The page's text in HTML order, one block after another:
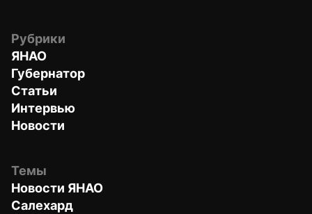
Рубрики
ЯНАО
Губернатор
Статьи
Интервью
Новости
Темы
Новости ЯНАО
Салехард